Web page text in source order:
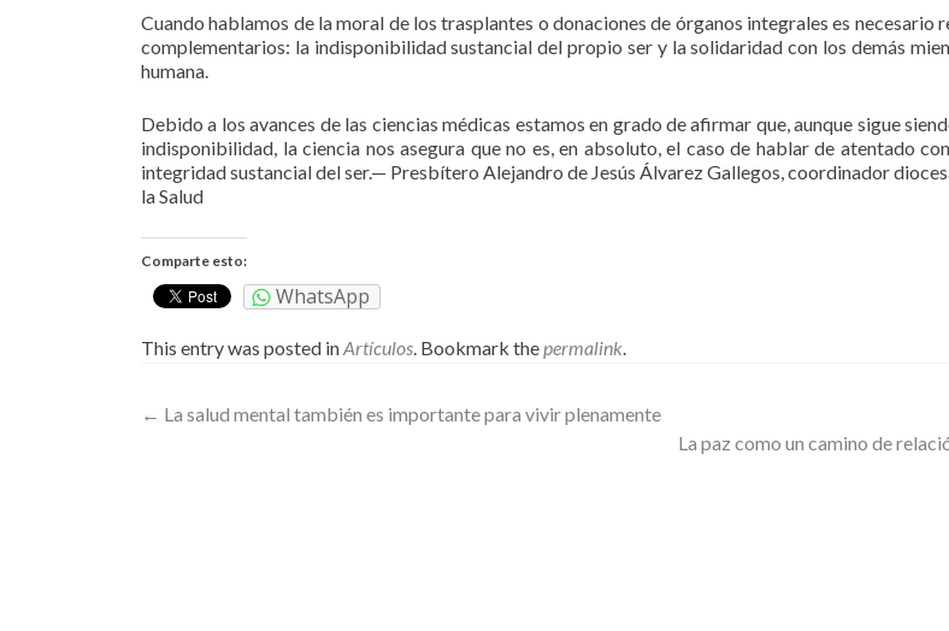
Cuando hablamos de la moral de los trasplantes o donaciones de órganos integrales es necesario
complementarios: la indisponibilidad sustancial del propio ser y la solidaridad con los demás
humana.
Debido a los avances de las ciencias médicas estamos en grado de afirmar que, aunque sigue
indisponibilidad, la ciencia nos asegura que no es, en absoluto, el caso de hablar de atentado
integridad sustancial del ser.— Presbítero Alejandro de Jesús Álvarez Gallegos, coordinador
la Salud
Comparte esto:
WhatsApp
This entry was posted inArtículos. Bookmark thepermalink.
Post
← La salud mental también es importante para vivir plenamente
La paz como un camino de